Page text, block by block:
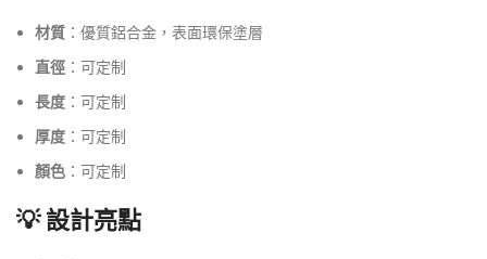
材質 ：優質鋁合金，表面環保塗層
直徑 ：可定制
長度 ：可定制
厚度 ：可定制
顏色 ：可定制
💡 設計亮點